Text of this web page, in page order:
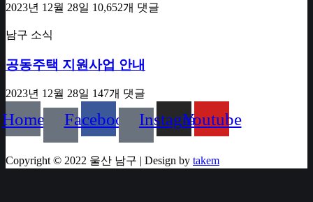
2023년 12월 28일 10,652개 댓글
남구 소식
공동주택 지원사업 안내
2023년 12월 28일 147개 댓글
Home Facebook InstagramYoutube
Copyright © 2022 울산 남구 | Design by takem